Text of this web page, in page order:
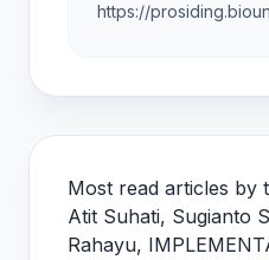
https://
Most read articles by
Atit Suhati, Sugianto
Rahayu,